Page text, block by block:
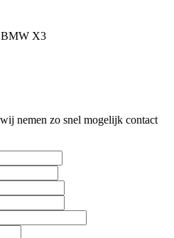
BMW X3
nemen zo snel mogelijk contact